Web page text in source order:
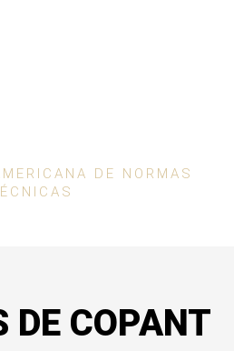
DE NORMAS
DE COPANT